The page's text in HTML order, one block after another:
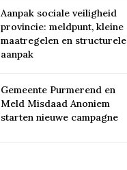
Aanpak sociale veiligheid
provincie: meldpunt, kleine
maatregelen en structurele
aanpak
Gemeente Purmerend en
Meld Misdaad Anoniem
starten nieuwe campagne